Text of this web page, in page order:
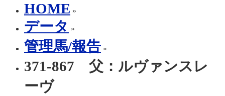
HOME »
データ »
管理馬/報告 »
371-867 父：ルヴァンスレ
ーヴ